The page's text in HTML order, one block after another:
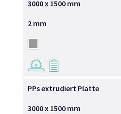
3000 x 1500 mm
2 mm
→ →
PPs extrudiert Platte
3000 x 1500 mm